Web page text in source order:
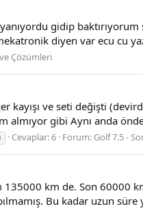
gidip
diyen var ecu cu
Çözümleri
ve seti değişti
almıyor gibi Aynı anda
Cevaplar: 6 Forum: Golf 7.5 -
km de. Son 60000
Bu kadar uzun süre